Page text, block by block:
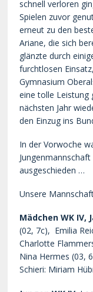
schnell verloren
Spielen zuvor
erneut zu den
Ariane, die sich
glänzte durch
furchtlosen
Gymnasium
eine tolle Leistung
nächsten Jahr
den Einzug ins
In der Vorwoche
ausgeschieden …
Unsere
Mädchen WK IV,
(02, 7c), Emilia
Charlotte
Nina Hermes (03,
Schieri: Miriam